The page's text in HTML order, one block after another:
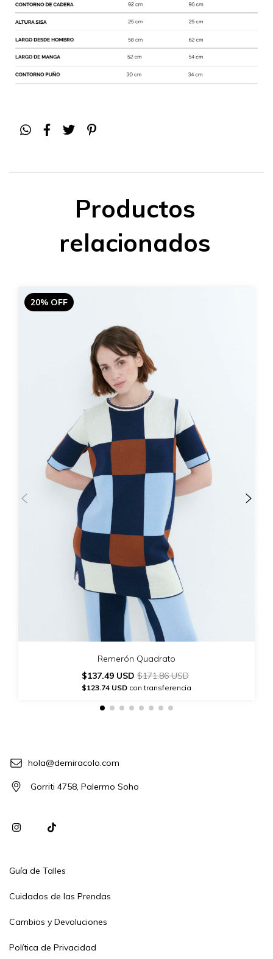
Productos
relacionados
20% OFF
Remerón Quadrato
$137.49 USD$171.86 USD
$123.74 USD con transferencia
hola@demiracolo.com
Gorriti 4758, Palermo Soho
Guía de Talles
Cuidados de las Prendas
Cambios y Devoluciones
Política de Privacidad